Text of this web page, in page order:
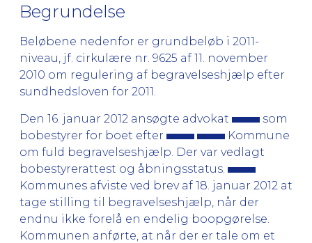
Begrundelse
Beløbene nedenfor er grundbeløb i 2011-
niveau, jf. cirkulære nr. 9625 af 11. november
2010 om regulering af begravelseshjælp efter
sundhedsloven for 2011.
Den 16. januar 2012 ansøgte advokat
som
bobestyrer for boet efter
Kommune
om fuld begravelseshjælp. Der var vedlagt
bobestyrerattest og åbningsstatus.
Kommunes afviste ved brev af 18. januar 2012 at
tage stilling til begravelseshjælp, når der
endnu ikke forelå en endelig boopgørelse.
Kommunen anførte, at når der er tale om et